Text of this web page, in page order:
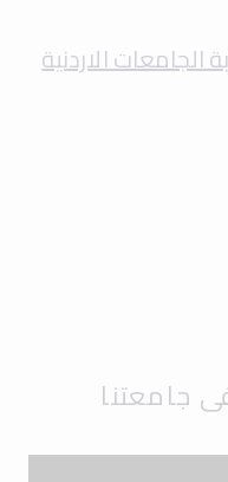
الاردنية
جامعتنا